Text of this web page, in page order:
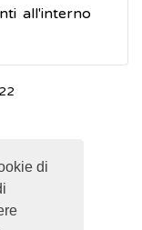
di
all'interno